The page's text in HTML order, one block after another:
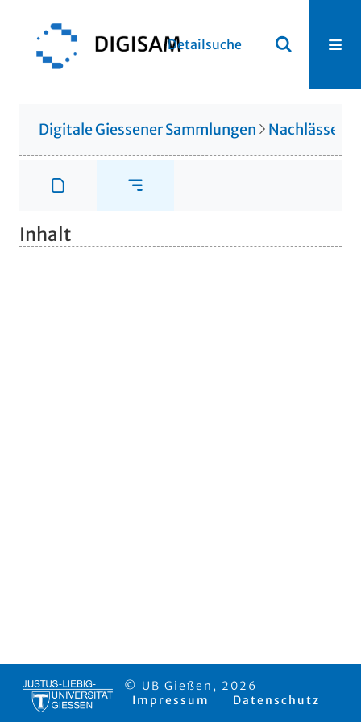
Detailsuche
Digitale Giessener Sammlungen Nachlässe
Inhalt
© UB Gießen, 2026
Impressum
Datenschutz